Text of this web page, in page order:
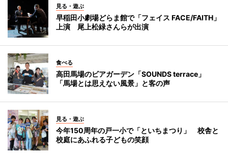
見る・遊ぶ
早稲田小劇場どらま館で「フェイス FACE/FAITH」
上演 尾上松緑さんらが出演
食べる
高田馬場のビアガーデン「SOUNDS terrace」
「馬場とは思えない風景」と客の声
見る・遊ぶ
今年150周年の戸一小で「といちまつり」 校舎と
校庭にあふれる子どもの笑顔